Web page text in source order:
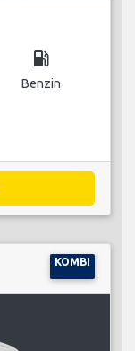
local_gas_station
Benzin
KOMBI